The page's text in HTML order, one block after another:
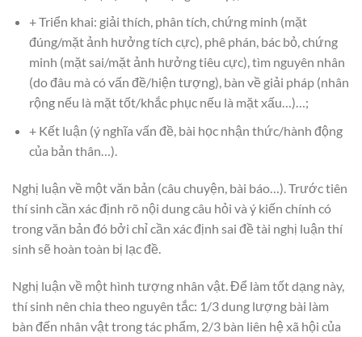
+ Triển khai: giải thích, phân tích, chứng minh (mặt
đúng/mặt ảnh hưởng tích cực), phê phán, bác bỏ, chứng
minh (mặt sai/mặt ảnh hưởng tiêu cực), tìm nguyên nhân
(do đâu mà có vấn đề/hiện tượng), bàn về giải pháp (nhân
rộng nếu là mặt tốt/khắc phục nếu là mặt xấu…)…;
+ Kết luận (ý nghĩa vấn đề, bài học nhận thức/hành động
của bản thân…).
Nghị luận về một văn bản (câu chuyện, bài báo…). Trước tiên
thí sinh cần xác định rõ nội dung câu hỏi và ý kiến chính có
trong văn bản đó bởi chỉ cần xác định sai đề tài nghị luận thí
sinh sẽ hoàn toàn bị lạc đề.
Nghị luận về một hình tượng nhân vật. Để làm tốt dạng này,
thí sinh nên chia theo nguyên tắc: 1/3 dung lượng bài làm
bàn đến nhân vật trong tác phẩm, 2/3 bàn liên hệ xã hội của